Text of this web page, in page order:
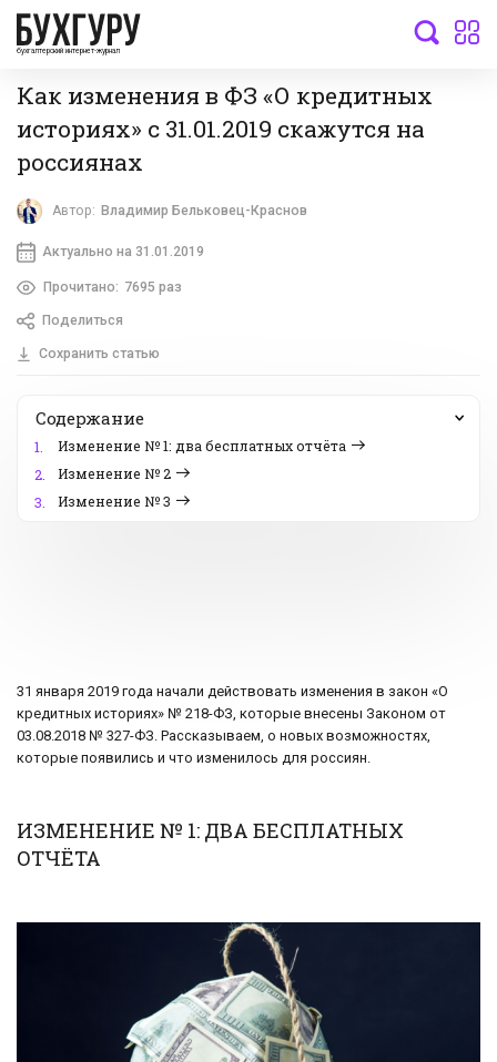
бухгалтерский интернет-журнал
Как изменения в ФЗ «О кредитных
историях» с 31.01.2019 скажутся на
россиянах
Автор: Владимир Бельковец-Краснов
Актуально на 31.01.2019
Прочитано: 7695 раз
Поделиться
Сохранить статью
Содержание
1.
Изменение № 1: два бесплатных отчёта
2.
Изменение № 2
3.
Изменение № 3
31 января 2019 года начали действовать изменения в закон «О
кредитных историях» № 218-ФЗ, которые внесены Законом от
03.08.2018 № 327-ФЗ. Рассказываем, о новых возможностях,
которые появились и что изменилось для россиян.
ИЗМЕНЕНИЕ № 1: ДВА БЕСПЛАТНЫХ
ОТЧЁТА